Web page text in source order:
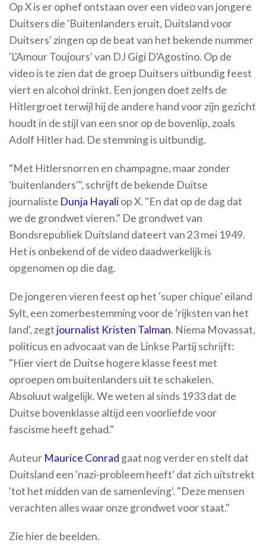
Op X is er ophef ontstaan over een video van jongere
Duitsers die 'Buitenlanders eruit, Duitsland voor
Duitsers' zingen op de beat van het bekende nummer
'L'Amour Toujours' van DJ Gigi D'Agostino. Op de
video is te zien dat de groep Duitsers uitbundig feest
viert en alcohol drinkt. Een jongen doet zelfs de
Hitlergroet terwijl hij de andere hand voor zijn gezicht
houdt in de stijl van een snor op de bovenlip, zoals
Adolf Hitler had. De stemming is uitbundig.
"Met Hitlersnorren en champagne, maar zonder
'buitenlanders'", schrijft de bekende Duitse
journaliste Dunja Hayaliop X. "En dat op de dag dat
we de grondwet vieren." De grondwet van
Bondsrepubliek Duitsland dateert van 23 mei 1949.
Het is onbekend of de video daadwerkelijk is
opgenomen op die dag.
De jongeren vieren feest op het 'super chique' eiland
Sylt, een zomerbestemming voor de 'rijksten van het
land', zegt journalist Kristen Talman. Niema Movassat,
politicus en advocaat van de Linkse Partij schrijft:
"Hier viert de Duitse hogere klasse feest met
oproepen om buitenlanders uit te schakelen.
Absoluut walgelijk. We weten al sinds 1933 dat de
Duitse bovenklasse altijd een voorliefde voor
fascisme heeft gehad."
Auteur Maurice Conrad gaat nog verder en stelt dat
Duitsland een 'nazi-probleem heeft' dat zich uitstrekt
'tot het midden van de samenleving'. "Deze mensen
verachten alles waar onze grondwet voor staat."
Zie hier de beelden.